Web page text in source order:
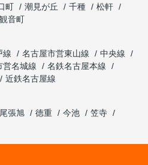
町 潮見が丘 千種
松軒
観音町
線 名古屋市営東山線
中央線
営名城線
名鉄名古屋本線
近鉄名古屋線
尾張旭 徳重 今池
笠寺